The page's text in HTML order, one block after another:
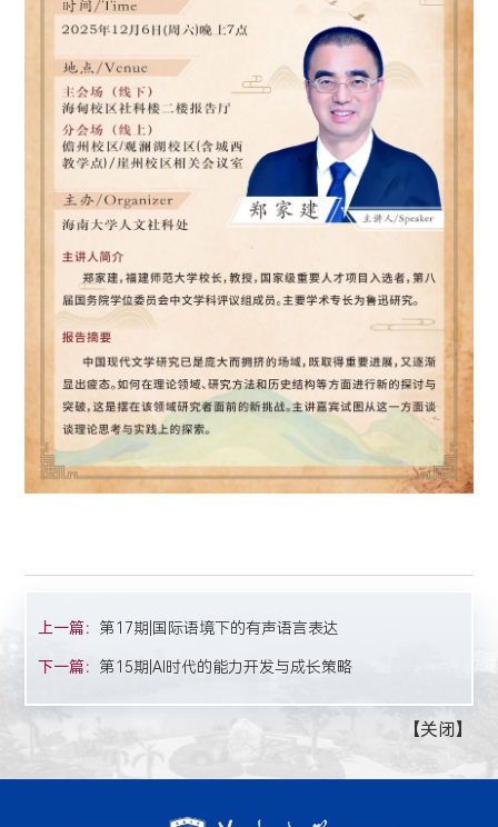
上一篇：第17期|国际语境下的有声语言表达
下一篇：第15期|AI时代的能力开发与成长策略
【关闭】